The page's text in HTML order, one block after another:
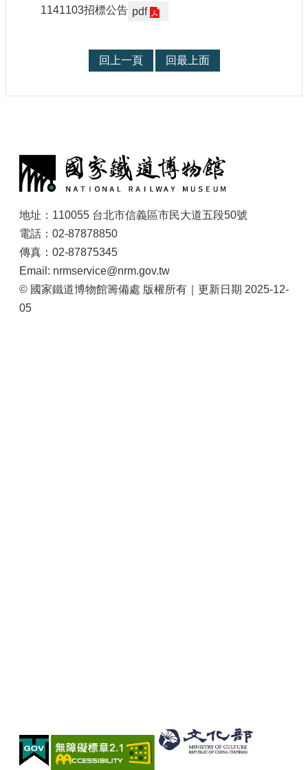
1141103招標公告 pdf
回上一頁 回最上面
地址：110055 台北市信義區市民大道五段50號
電話：02-87878850
傳真：02-87875345
Email: nrmservice@nrm.gov.tw
© 國家鐵道博物館籌備處 版權所有｜更新日期 2025-12-
05